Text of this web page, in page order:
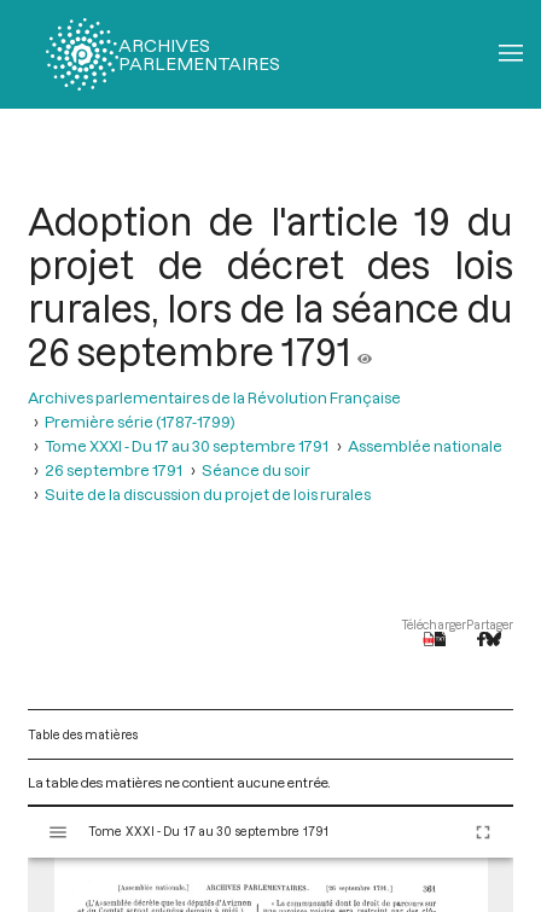
ARCHIVES
PARLEMENTAIRES
Adoption de l'article 19 du
projet de décret des lois
rurales, lors de la séance du
26 septembre 1791
Archives parlementaires de la Révolution Française
Première série (1787-1799)
Tome XXXI - Du 17 au 30 septembre 1791
Assemblée nationale
26 septembre 1791
Séance du soir
Suite de la discussion du projet de lois rurales
TéléchargerPartager
Table des matières
La table des matières ne contient aucune entrée.
s
Tome XXXI - Du 17 au 30 septembre 1791